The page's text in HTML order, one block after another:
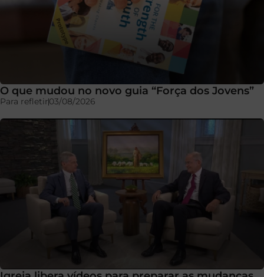
O que mudou no novo guia “Força dos Jovens”
Para refletir03/08/2026